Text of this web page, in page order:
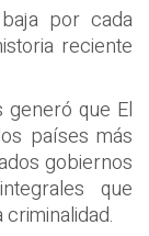
por cada
reciente
generó que El
países más
gobiernos
que